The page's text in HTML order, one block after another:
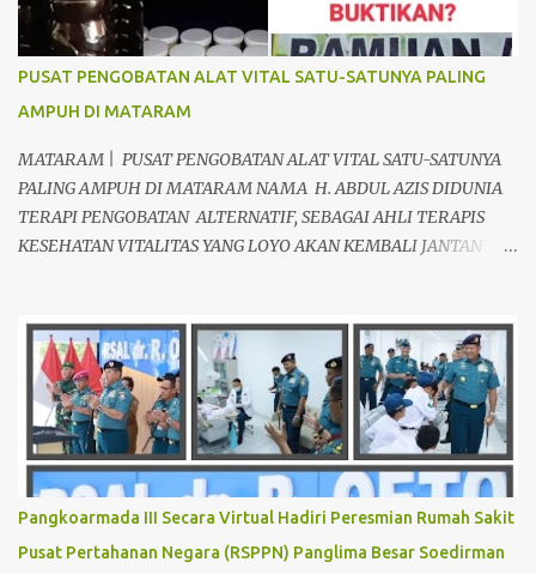
PUSAT PENGOBATAN ALAT VITAL SATU-SATUNYA PALING
AMPUH DI MATARAM
MATARAM | PUSAT PENGOBATAN ALAT VITAL SATU-SATUNYA
PALING AMPUH DI MATARAM NAMA H. ABDUL AZIS DIDUNIA
TERAPI PENGOBATAN ALTERNATIF, SEBAGAI AHLI TERAPIS
KESEHATAN VITALITAS YANG LOYO AKAN KEMBALI JANTAN
Prakteknya Yang sudah menyebar diseluruh daerah di Indonesia
Sangat Dibutuhkan di Mata Warga Membuat Pengobatan
Keperkasaan Pria, H. Abdul Azis sangat direkomendasikan. ANDA
INGIN MENCARI PENGOBATAN KEPERKASAAN Paling Ampuh Di
Kota Terdekat Di Mataram,? Kami Solusinya Jituh Ampuh , Tepat
Serta Dengan Waktu Yang Cepat Untuk Menyembuhkan Berbagai
keluhan Alat Vital Yang Anda Derita Atau Kurang Percaya Diri.
Pilih Salah Satu Keahlian Nya Sebab Pengobatan TRADISIONAL
Kami Memberikan Solusi Untuk Keharmonisan Rumah Tangga
Pangkoarmada III Secara Virtual Hadiri Peresmian Rumah Sakit
Pusat Pertahanan Negara (RSPPN) Panglima Besar Soedirman